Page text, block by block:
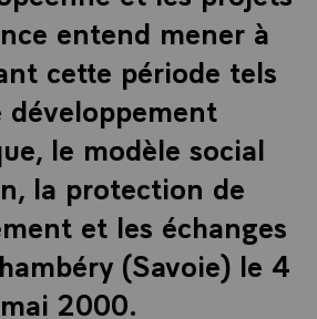
entend mener à
cette période tels
développement
le modèle social
la protection de
et les échanges
(Savoie) le 4
mai 2000.